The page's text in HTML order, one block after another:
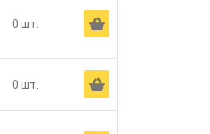
0 шт. Ä
0 шт. Ä